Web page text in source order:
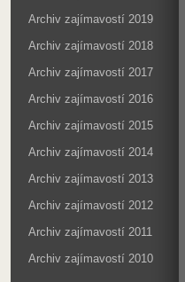
Archiv zajímavostí 2019
Archiv zajímavostí 2018
Archiv zajímavostí 2017
Archiv zajímavostí 2016
Archiv zajímavostí 2015
Archiv zajímavostí 2014
Archiv zajímavostí 2013
Archiv zajímavostí 2012
Archiv zajímavostí 2011
Archiv zajímavostí 2010